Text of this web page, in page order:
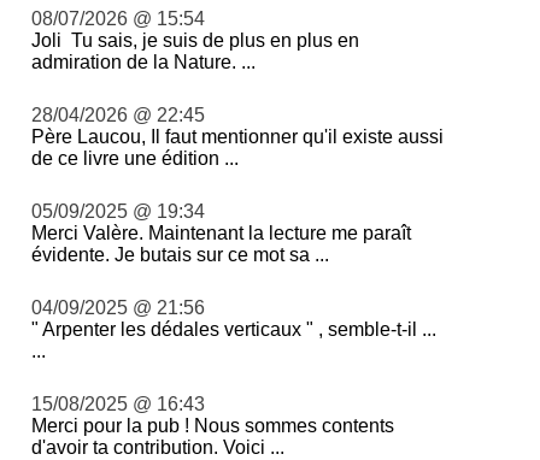
08/07/2026 @ 15:54
Joli Tu sais, je suis de plus en plus en
admiration de la Nature. ...
28/04/2026 @ 22:45
Père Laucou, Il faut mentionner qu'il existe aussi
de ce livre une édition ...
05/09/2025 @ 19:34
Merci Valère. Maintenant la lecture me paraît
évidente. Je butais sur ce mot sa ...
04/09/2025 @ 21:56
" Arpenter les dédales verticaux " , semble-t-il ...
...
15/08/2025 @ 16:43
Merci pour la pub ! Nous sommes contents
d'avoir ta contribution. Voici ...